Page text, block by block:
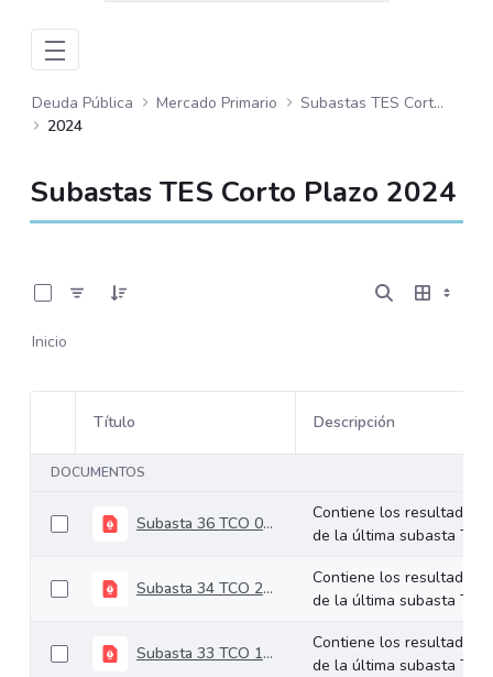
Deuda Pública Mercado Primario
Subastas TES Corto Plazo
2024
Subastas TES Corto Plazo 2024
Inicio
Selección del elemento
Título Descripción
DOCUMENTOS
Subasta 36 TCO 03-09-2024
Contiene los resultados
de la última subasta TCO.
Subasta 34 TCO 20-08-2024
Contiene los resultados
de la última subasta TCO.
Subasta 33 TCO 13-08-2024
Contiene los resultados
de la última subasta TCO.